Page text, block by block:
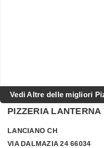
Vedi Altre delle migliori
PIZZERIA LANTERNA
LANCIANO CH
VIA DALMAZIA 24 66034